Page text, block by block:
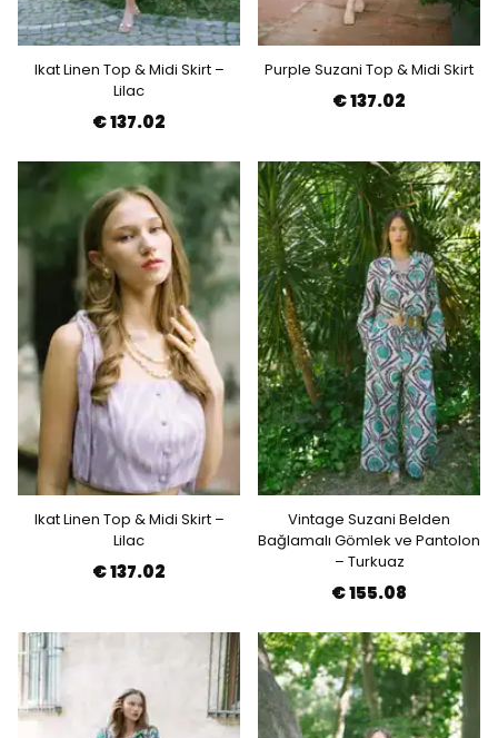
Ikat Linen Top & Midi Skirt –
Lilac
€ 137.02
Purple Suzani Top & Midi Skirt
€ 137.02
Ikat Linen Top & Midi Skirt –
Lilac
€ 137.02
Vintage Suzani Belden
Bağlamalı Gömlek ve Pantolon
– Turkuaz
€ 155.08